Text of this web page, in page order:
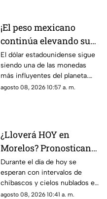
¡El peso mexicano
continúa elevando su
valor! Descubre cuánto
cuesta el dólar en
Morelos HOY
El dólar estadounidense sigue
siendo una de las monedas
más influyentes del planeta.
Este es el precio que tiene en
agosto 08, 2026 10:57 a. m.
¿Lloverá HOY en
Morelos? Pronostican
tardes nubladas con
chubascos en estos
municipios
Durante el día de hoy se
esperan con intervalos de
chibascos y cielos nublados en
diferentes municipios de
agosto 08, 2026 10:41 a. m.